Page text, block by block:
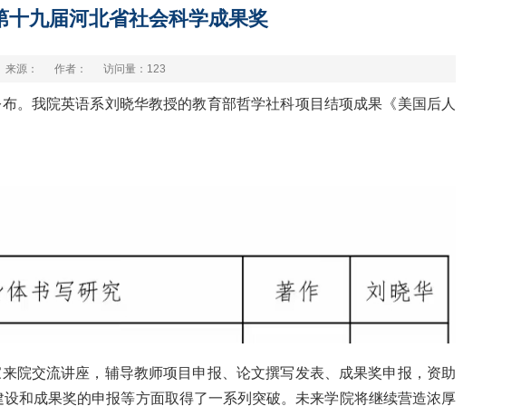
十九届河北省社会科学成果奖
来源： 作者： 访问量： 123
。我院英语系刘晓华教授的教育部哲学社科项目结项成果《美国后人
院交流讲座，辅导教师项目申报、论文撰写发表、成果奖申报，资助
和成果奖的申报等方面取得了一系列突破。未来学院将继续营造浓厚